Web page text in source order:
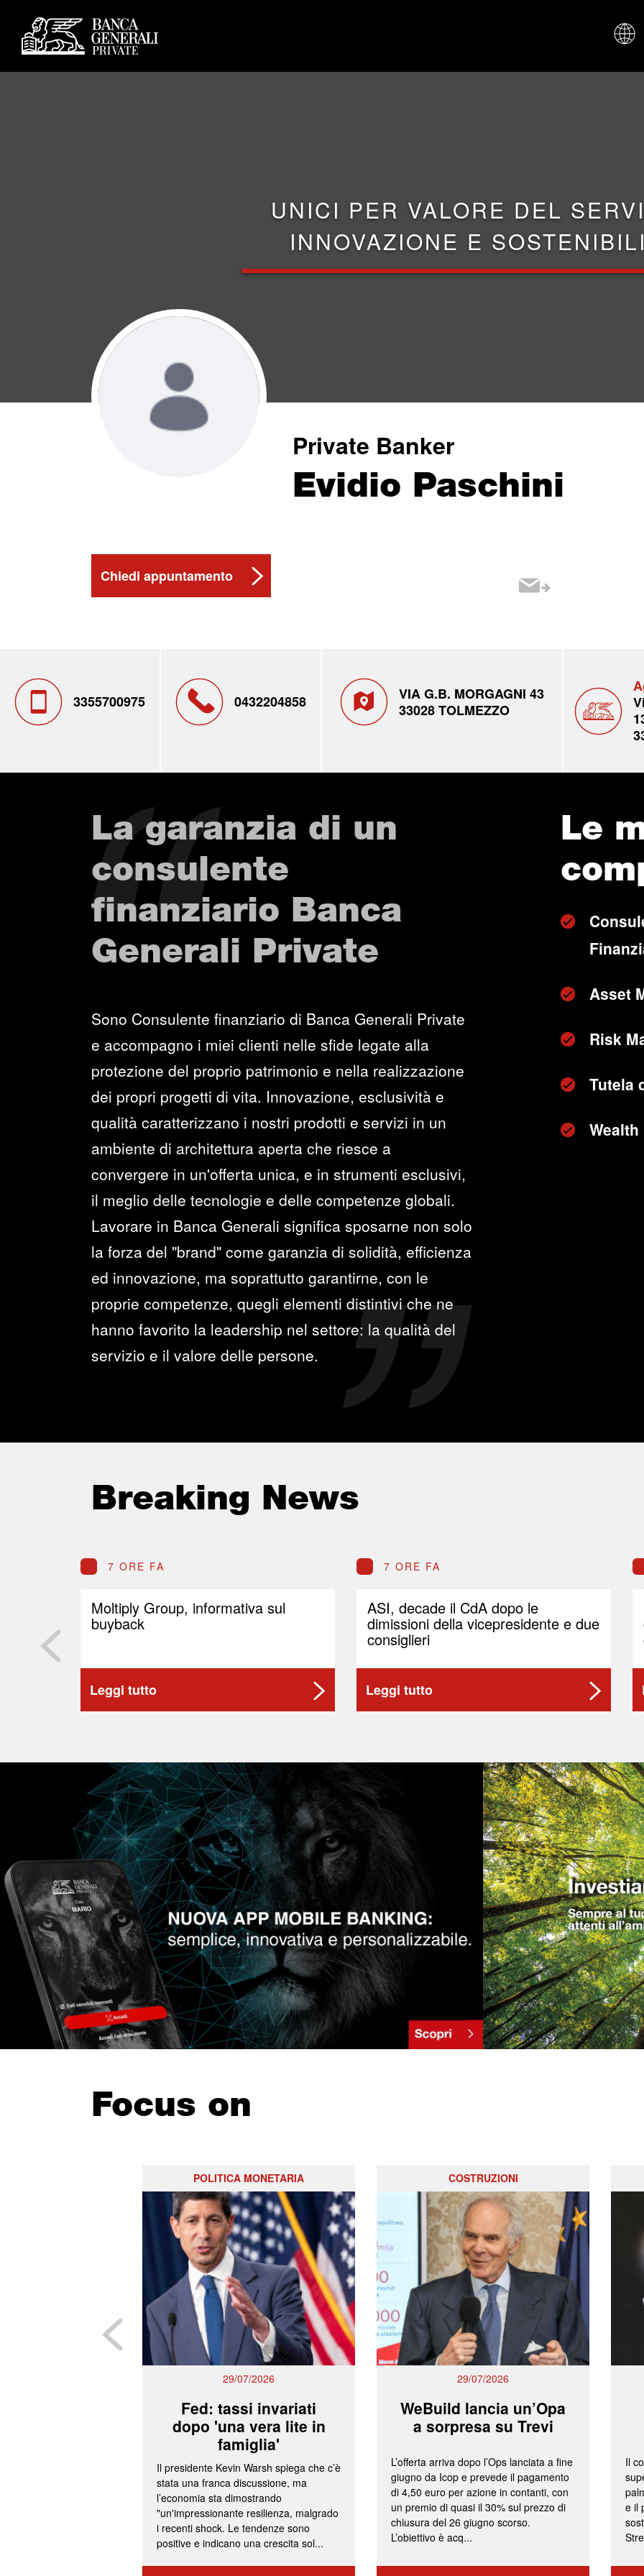
UNICI PER VALORE DEL
INNOVAZIONE E
Private Banker
Evidio Paschini
Chiedi appuntamento
3355700975 0432204858
VIA G.B. MORGAGNI 43
33028 TOLMEZZO
La garanzia di un
consulente
finanziario Banca
Generali Private
Sono Consulente finanziario di Banca Generali Private
e accompagno i miei clienti nelle sfide legate alla
protezione del proprio patrimonio e nella realizzazione
dei propri progetti di vita. Innovazione, esclusività e
qualità caratterizzano i nostri prodotti e servizi in un
ambiente di architettura aperta che riesce a
convergere in un'offerta unica, e in strumenti esclusivi,
il meglio delle tecnologie e delle competenze globali.
Lavorare in Banca Generali significa sposarne non solo
la forza del "brand" come garanzia di solidità, efficienza
ed innovazione, ma soprattutto garantirne, con le
proprie competenze, quegli elementi distintivi che ne
hanno favorito la leadership nel settore: la qualità del
servizio e il valore delle persone.
Le
Asset
Risk
Tutela
Breaking News
7 ORE FA
Moltiply Group, informativa sul
buyback
Leggi tutto
7 ORE FA
ASI, decade il CdA dopo le
dimissioni della vicepresidente e due
consiglieri
Leggi tutto
Focus on
POLITICA MONETARIA
29/07/2026
Fed: tassi invariati
dopo 'una vera lite in
famiglia'
Il presidente Kevin Warsh spiega che c’è
stata una franca discussione, ma
l’economia sta dimostrando
"un'impressionante resilienza, malgrado
i recenti shock. Le tendenze sono
positive e indicano una crescita sol...
COSTRUZIONI
29/07/2026
WeBuild lancia un’Opa
a sorpresa su Trevi
L’offerta arriva dopo l’Ops lanciata a fine
giugno da Icop e prevede il pagamento
di 4,50 euro per azione in contanti, con
un premio di quasi il 30% sul prezzo di
chiusura del 26 giugno scorso.
L’obiettivo è acq...
Il
e il